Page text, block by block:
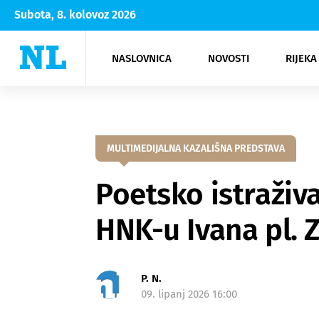
Subota, 8. kolovoz 2026
NASLOVNICA NOVOSTI
Rijeka Opatija
NK
Moda
Kultura
MULTIMEDIJALNA KAZALIŠNA PREDSTAVA
Poetsko
HNK-u Ivana pl.
P. N.
09. lipanj 2026 16:00